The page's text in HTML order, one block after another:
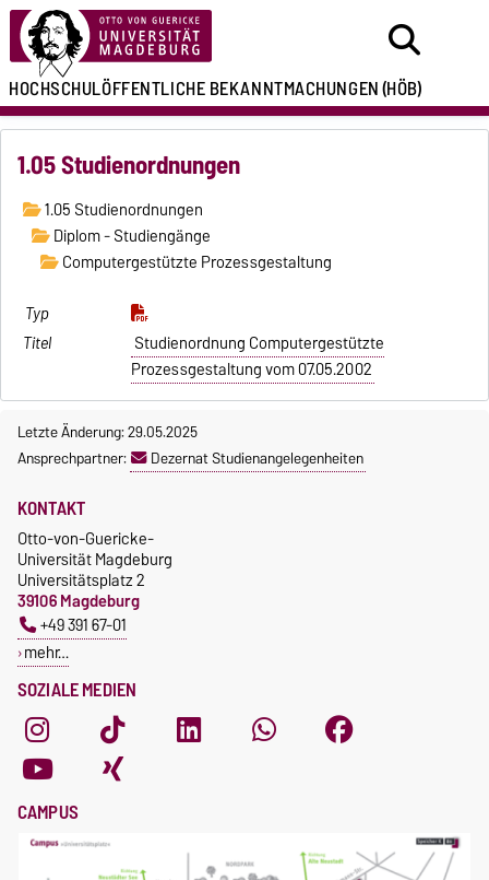
HOCHSCHULÖFFENTLICHEBEKANNTMACHUNGEN(HÖB)
1.05 Studienordnungen
1.05 Studienordnungen
Diplom - Studiengänge
Computergestützte Prozessgestaltung
Studienordnung Computergestützte
Prozessgestaltung vom 07.05.2002
Letzte Änderung: 29.05.2025
Ansprechpartner:
Dezernat Studienangelegenheiten
SOZIALE MEDIEN
KONTAKT
Otto-von-Guericke-
Universität Magdeburg
Universitätsplatz 2
39106 Magdeburg
+49 391 67-01
mehr…
CAMPUS